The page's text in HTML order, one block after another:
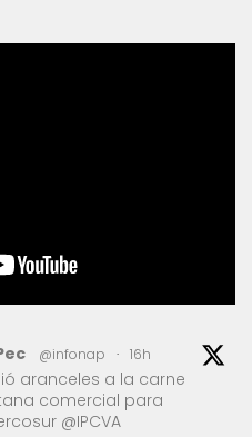
@infonap · 16h
aranceles a la carne
comercial para
@IPCVA